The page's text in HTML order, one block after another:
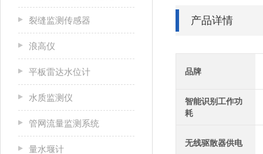
裂缝监测传感器
浪高仪
平板雷达水位计
水质监测仪
管网流量监测系统
量水堰计
产品详情
品牌
智能识别工作功
耗
无线驱散器供电